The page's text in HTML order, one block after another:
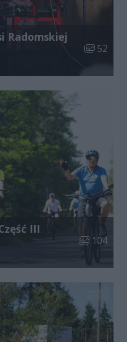
Radomskiej
Liczba
52
III
Liczba
104